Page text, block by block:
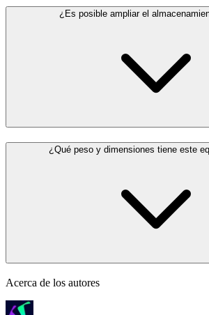
¿Es posible ampliar el
¿Qué peso y dimensiones tiene este
Acerca de los autores